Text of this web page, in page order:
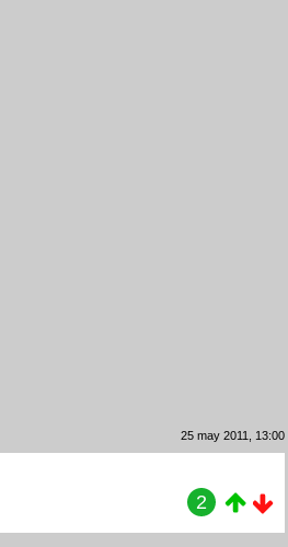
25 may 2011, 13:00
2